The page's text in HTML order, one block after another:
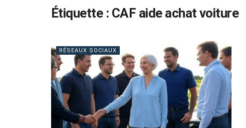
Étiquette : CAF aide achat voiture
RÉSEAUX SOCIAUX